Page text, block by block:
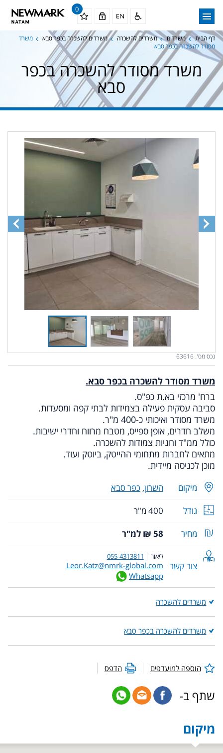
0
דף הבית משרדים משרדים להשכרה משרדים להשכרה בכפר סבא
משרד
מסודר להשכרה בכפר סבא
משרד מסודר להשכרה בכפר
סבא
נכס מס'. 63616
משרד מסודר להשכרה בכפר סבא.
ברח' מרכזי בא.ת כפ"ס.
סביבה עסקית פעילה בצמידות לבתי קפה ומסעדות.
משרד מסודר ואיכותי כ-400 מ"ר.
משלב חדרים, אופן ספייס, מטבח מרווח וחדרי ישיבות.
כולל ממ"ד וחניות צמודות להשכרה.
מתאים לחברות מתחומי ההייטק, ביוטק ועוד.
מוכן לכניסה מיידית.
מיקום השרון, כפר סבא
גודל
400 מ"ר
מחיר
58 ₪ למ"ר
צור קשר
ליאור 055-4313811
Leor.Katz@nmrk-global.com
Whatsapp
משרדים להשכרה
משרדים להשכרה בכפר סבא
הוספה למועדפים הדפס
שתף ב-
מיקום